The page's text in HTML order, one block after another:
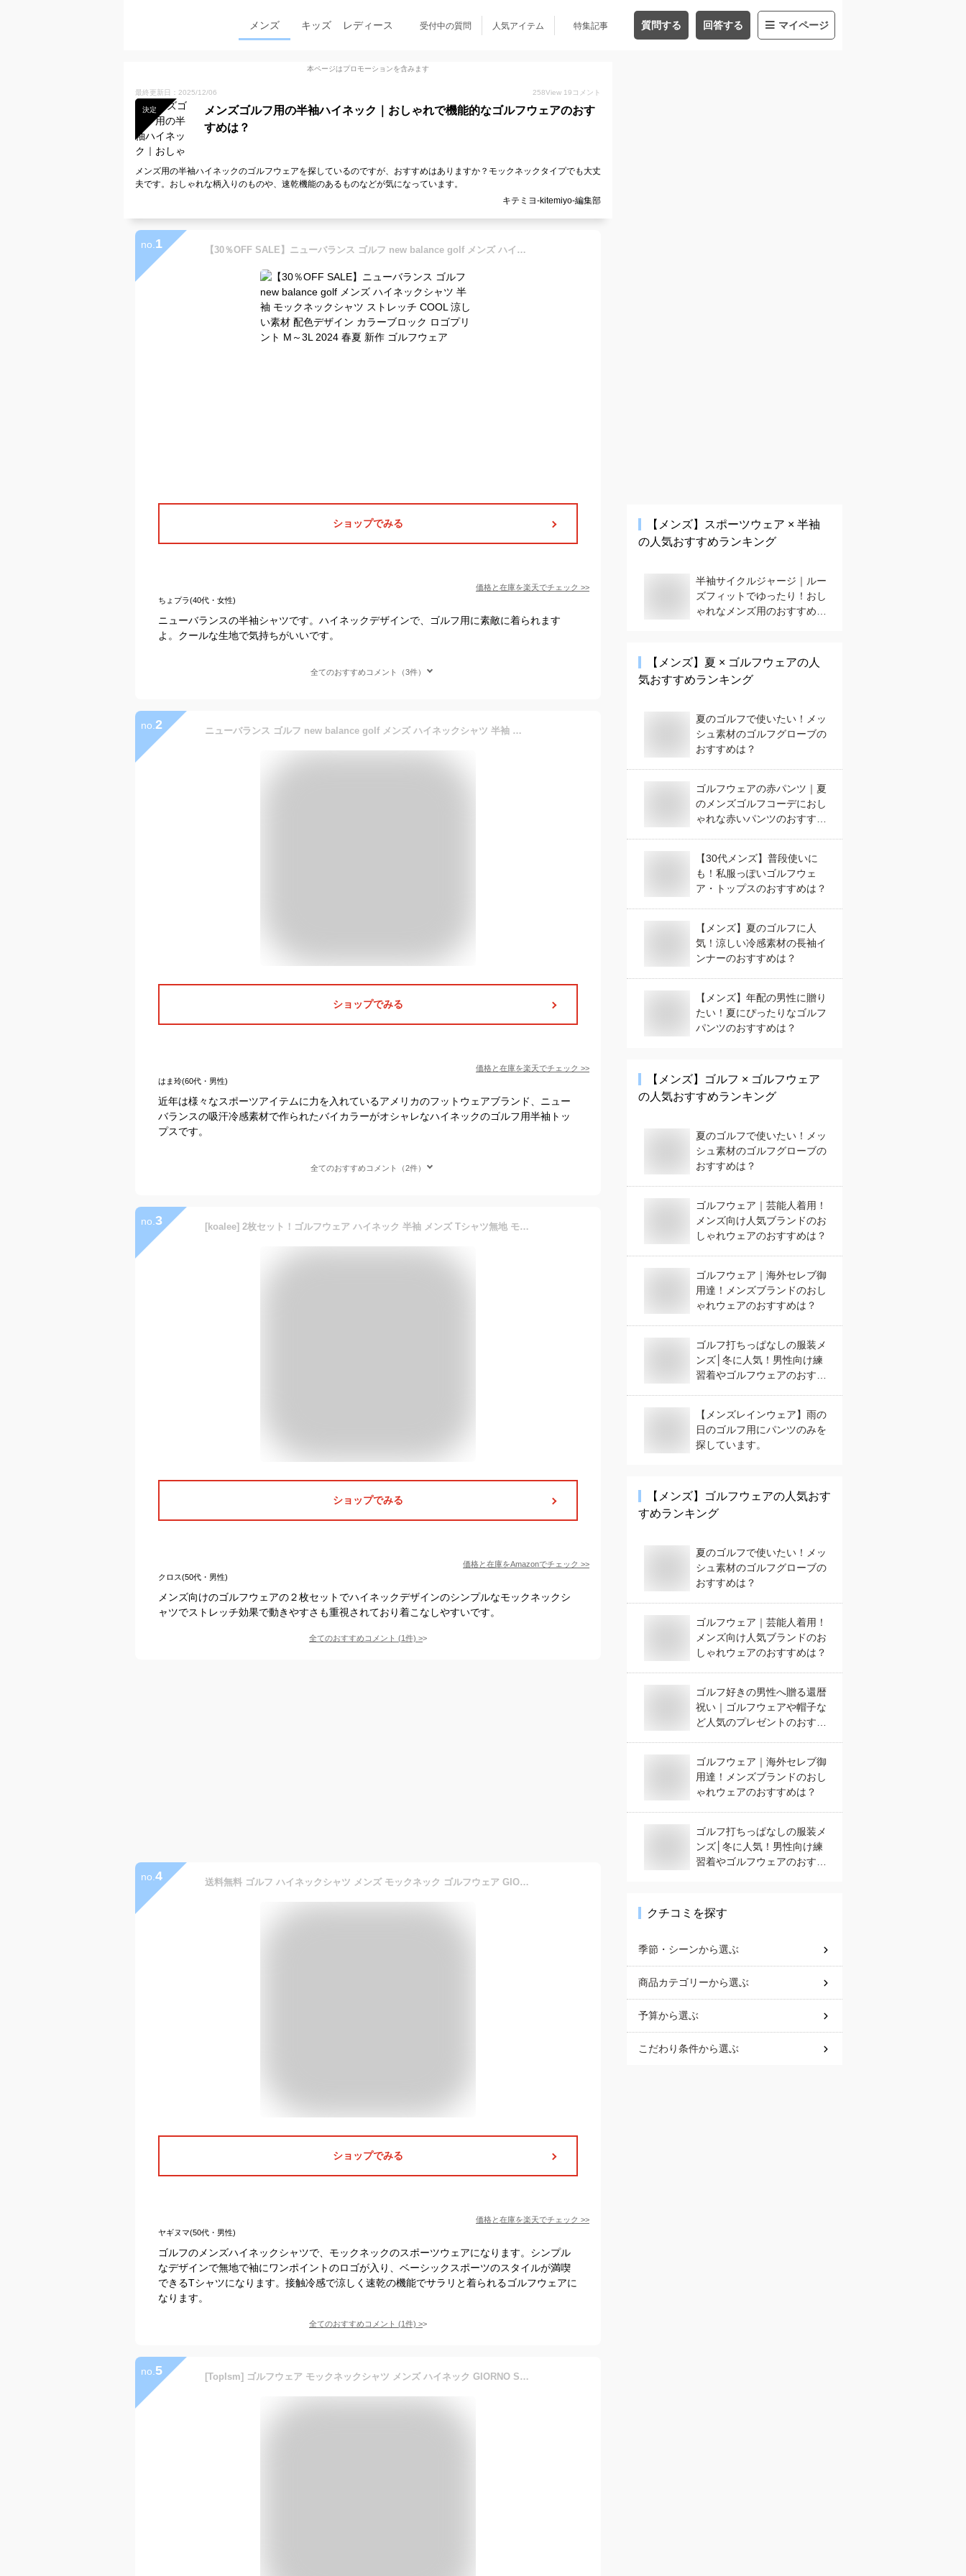
メンズ キッズ レディース 受付中の質問 人気アイテム 特集記事 質問する 回答する マイページ
本ページはプロモーションを含みます
最終更新日：2025/12/06 258View 19 コメント
決定
メンズゴルフ用の半袖ハイネック｜おしゃれで機能的なゴルフウェアのおす
すめは？
メンズ用の半袖ハイネックのゴルフウェアを探しているのですが、おすすめはありますか？モックネックタイプでも大丈
夫です。おしゃれな柄入りのものや、速乾機能のあるものなどが気になっています。
キテミヨ-kitemiyo-編集部
no. 1 【30％OFF SALE】ニューバランス ゴルフ new balance golf メンズ ハイネックシャツ 半袖 モックネックシャツ ストレッチ COOL 涼しい素材 配色デザイン カラーブロック ロゴプリント M～3L 2024 春夏 新作 ゴルフウェア
ショップでみる
価格と在庫を楽天でチェック >>
ちょプラ(40代・女性)
ニューバランスの半袖シャツです。ハイネックデザインで、ゴルフ用に素敵に着られます
よ。クールな生地で気持ちがいいです。
全てのおすすめコメント（3件）
no. 2 ニューバランス ゴルフ new balance golf メンズ ハイネックシャツ 半袖 モックネックシャツ ストレッチ COOL 涼しい素材 配色デザイン カラーブロック ロゴプリント M～3L 2024 春夏 新作 ゴルフウェア
ショップでみる
価格と在庫を楽天でチェック >>
はま玲(60代・男性)
近年は様々なスポーツアイテムに力を入れているアメリカのフットウェアブランド、ニュー
バランスの吸汗冷感素材で作られたバイカラーがオシャレなハイネックのゴルフ用半袖トッ
プスです。
全てのおすすめコメント（2件）
no. 3 [koalee] 2枚セット！ゴルフウェア ハイネック 半袖 メンズ Tシャツ無地 モックネックシャツ ハイネックtシャツ 半袖 モックネック ゴルフtシャツ ストレッチ トップス カットソー スポーツウェア
ショップでみる
価格と在庫をAmazonでチェック >>
クロス(50代・男性)
メンズ向けのゴルフウェアの２枚セットでハイネックデザインのシンプルなモックネックシ
ャツでストレッチ効果で動きやすさも重視されており着こなしやすいです。
全てのおすすめコメント (1件) >
no. 4 送料無料 ゴルフ ハイネックシャツ メンズ モックネック ゴルフウェア GIORNO SEVEN ジョルノセブン ポロシャツ 接触冷感 ストレッチ 半袖 無地 ロゴ 切替 トップス カットソー Tシャツ スポーツウェア 新作 春夏 おしゃれ ブランド MC ゆうパケ
ショップでみる
価格と在庫を楽天でチェック >>
ヤギヌマ(50代・男性)
ゴルフのメンズハイネックシャツで、モックネックのスポーツウェアになります。シンプル
なデザインで無地で袖にワンポイントのロゴが入り、ベーシックスポーツのスタイルが満喫
できるTシャツになります。接触冷感で涼しく速乾の機能でサラリと着られるゴルフウェアに
なります。
全てのおすすめコメント (1件) >
no. 5 [TopIsm] ゴルフウェア モックネックシャツ メンズ ハイネック GIORNO SEVEN ジョルノセブン ゴルフ 吸汗速乾ドライ ストレッチ 半袖 無地 ロゴ ポロシャツ 春夏 1-ホワイト XL
【メンズ】
スポーツウェア × 半袖
の人気おすすめランキング
半袖サイクルジャージ｜ルー
ズフィットでゆったり！おし
ゃれなメンズ用のおすすめ
【メンズ】 夏 × ゴルフウェアの人
気おすすめランキング
夏のゴルフで使いたい！メッ
シュ素材のゴルフグローブの
おすすめは？
ゴルフウェアの赤パンツ｜夏
のメンズゴルフコーデにおし
ゃれな赤いパンツのおすすめ
【30代メンズ】普段使いに
も！私服っぽいゴルフウェ
ア・トップスのおすすめは？
【メンズ】夏のゴルフに人
気！涼しい冷感素材の長袖イ
ンナーのおすすめは？
【メンズ】年配の男性に贈り
たい！夏にぴったりなゴルフ
パンツのおすすめは？
【メンズ】
ゴルフ × ゴルフウェア
の人気おすすめランキング
夏のゴルフで使いたい！メッ
シュ素材のゴルフグローブの
おすすめは？
ゴルフウェア｜芸能人着用！
メンズ向け人気ブランドのお
しゃれウェアのおすすめは？
ゴルフウェア｜海外セレブ御
用達！メンズブランドのおし
ゃれウェアのおすすめは？
ゴルフ打ちっぱなしの服装メ
ンズ│冬に人気！男性向け練
習着やゴルフウェアのおすす
【メンズレインウェア】雨の
日のゴルフ用にパンツのみを
探しています。
【メンズ】 ゴルフウェアの人気おす
すめランキング
夏のゴルフで使いたい！メッ
シュ素材のゴルフグローブの
おすすめは？
ゴルフウェア｜芸能人着用！
メンズ向け人気ブランドのお
しゃれウェアのおすすめは？
ゴルフ好きの男性へ贈る還暦
祝い｜ゴルフウェアや帽子な
ど人気のプレゼントのおすす
ゴルフウェア｜海外セレブ御
用達！メンズブランドのおし
ゃれウェアのおすすめは？
ゴルフ打ちっぱなしの服装メ
ンズ│冬に人気！男性向け練
習着やゴルフウェアのおすす
クチコミを探す
季節・シーンから選ぶ
商品カテゴリーから選ぶ
予算から選ぶ
こだわり条件から選ぶ